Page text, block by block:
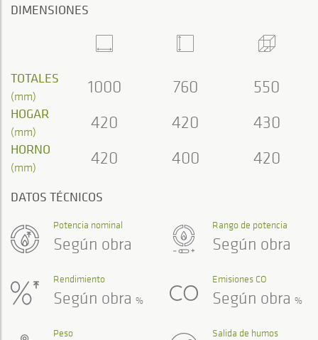
DIMENSIONES
TOTALES
(mm) 1000 760 550
HOGAR
(mm) 420 420 430
HORNO
(mm) 420 400 420
DATOS TÉCNICOS
Rango de potencia
Según obra
Potencia nominal
Según obra
Rendimiento
Según obra %
Emisiones CO
Según obra %
Peso Salida de humos